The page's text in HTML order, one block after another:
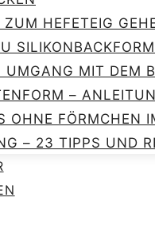
HEFETEIG
UMGANG MIT DEM
–
OHNE FÖRMCHEN
– 23 TIPPS UND